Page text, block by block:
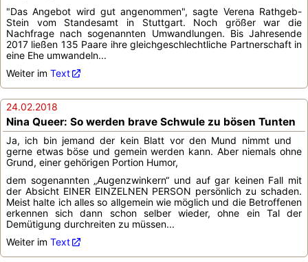
"Das Angebot wird gut angenommen", sagte Verena Rathgeb-
Stein vom Standesamt in Stuttgart. Noch größer war die
Nachfrage nach sogenannten Umwandlungen. Bis Jahresende
2017 ließen 135 Paare ihre gleichgeschlechtliche Partnerschaft in
eine Ehe umwandeln...
Weiter im Text
24.02.2018
Nina Queer: So werden brave Schwule zu bösen Tunten
Ja, ich bin jemand der kein Blatt vor den Mund nimmt und
gerne etwas böse und gemein werden kann. Aber niemals ohne
Grund, einer gehörigen Portion Humor,
dem sogenannten „Augenzwinkern“ und auf gar keinen Fall mit
der Absicht EINER EINZELNEN PERSON persönlich zu schaden.
Meist halte ich alles so allgemein wie möglich und die Betroffenen
erkennen sich dann schon selber wieder, ohne ein Tal der
Demütigung durchreiten zu müssen...
Weiter im Text